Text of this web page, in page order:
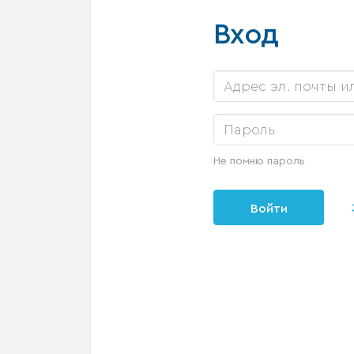
Вход
Не помню пароль